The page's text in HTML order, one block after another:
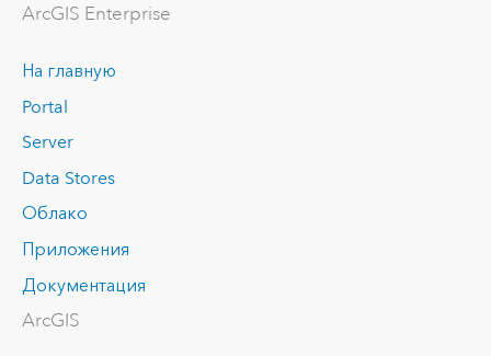
ArcGIS Enterprise
На главную
Portal
Server
Data Stores
Облако
Приложения
Документация
ArcGIS